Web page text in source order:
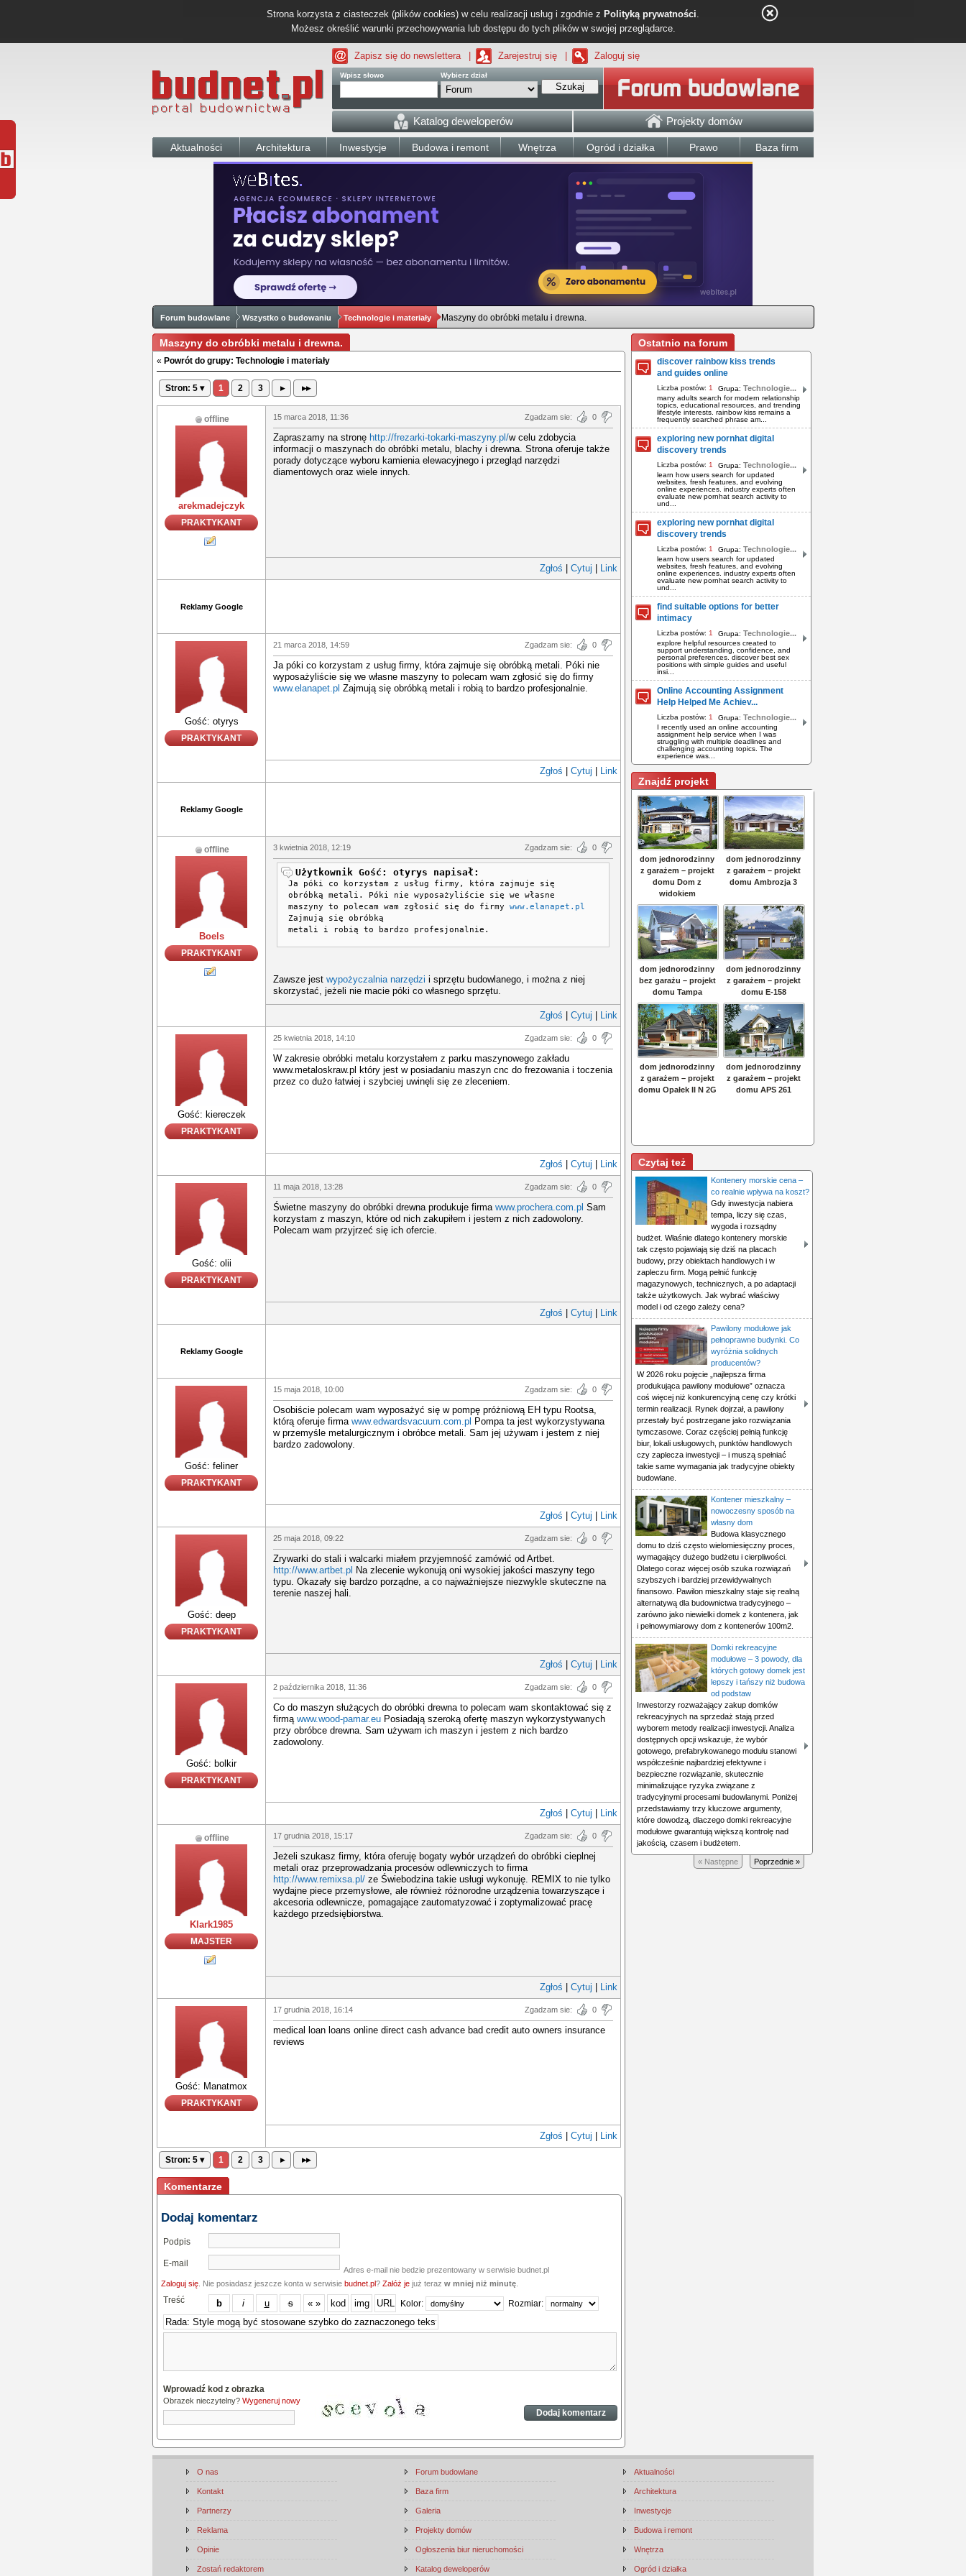
Strona korzysta z ciasteczek (plików cookies) w celu realizacji usług i zgodnie z Polityką prywatności.
Możesz określić warunki przechowywania lub dostępu do tych plików w swojej przeglądarce.
Zapisz się do newslettera Zarejestruj się Zaloguj się
Wpisz słowo Wybierz dział
Szukaj
Katalog deweloperów Projekty domów
Aktualności Architektura Inwestycje Budowa i remont Wnętrza Ogród i działka Prawo Baza firm
Forum budowlane Wszystko o budowaniu Technologie i materiały Maszyny do obróbki metalu i drewna.
Maszyny do obróbki metalu i drewna.
« Powrót do grupy: Technologie i materiały
Stron: 5 ▾ 1 2 3 ▸ ▸▸
offline
arekmadejczyk
PRAKTYKANT
15 marca 2018, 11:36 Zgadzam sie: 0
Zapraszamy na stronę http://frezarki-tokarki-maszyny.pl/w celu zdobycia
informacji o maszynach do obróbki metalu, blachy i drewna. Strona oferuje także
porady dotyczące wyboru kamienia elewacyjnego i przegląd narzędzi
diamentowych oraz wiele innych.
Zgłoś Cytuj Link
Reklamy Google
Gość: otyrys
PRAKTYKANT
21 marca 2018, 14:59 Zgadzam sie: 0
Ja póki co korzystam z usług firmy, która zajmuje się obróbką metali. Póki nie
wyposażyliście się we własne maszyny to polecam wam zgłosić się do firmy
www.elanapet.pl Zajmują się obróbką metali i robią to bardzo profesjonalnie.
Zgłoś Cytuj Link
Reklamy Google
offline
Boels
PRAKTYKANT
3 kwietnia 2018, 12:19 Zgadzam sie: 0
Użytkownik Gość: otyrys napisał:
Ja póki co korzystam z usług firmy, która zajmuje się
obróbką metali. Póki nie wyposażyliście się we własne
maszyny to polecam wam zgłosić się do firmy www.elanapet.pl
Zajmują się obróbką
metali i robią to bardzo profesjonalnie.
Zawsze jest wypożyczalnia narzędzi i sprzętu budowlanego, i można z niej
skorzystać, jeżeli nie macie póki co własnego sprzętu.
Zgłoś Cytuj Link
Gość: kiereczek
PRAKTYKANT
25 kwietnia 2018, 14:10 Zgadzam sie: 0
W zakresie obróbki metalu korzystałem z parku maszynowego zakładu
www.metaloskraw.pl który jest w posiadaniu maszyn cnc do frezowania i toczenia
przez co dużo łatwiej i szybciej uwinęli się ze zleceniem.
Zgłoś Cytuj Link
Gość: olii
PRAKTYKANT
11 maja 2018, 13:28 Zgadzam sie: 0
Świetne maszyny do obróbki drewna produkuje firma www.prochera.com.pl Sam
korzystam z maszyn, które od nich zakupiłem i jestem z nich zadowolony.
Polecam wam przyjrzeć się ich ofercie.
Zgłoś Cytuj Link
Reklamy Google
Gość: feliner
PRAKTYKANT
15 maja 2018, 10:00 Zgadzam sie: 0
Osobiście polecam wam wyposażyć się w pompę próżniową EH typu Rootsa,
którą oferuje firma www.edwardsvacuum.com.pl Pompa ta jest wykorzystywana
w przemyśle metalurgicznym i obróbce metali. Sam jej używam i jestem z niej
bardzo zadowolony.
Zgłoś Cytuj Link
Gość: deep
PRAKTYKANT
25 maja 2018, 09:22 Zgadzam sie: 0
Zrywarki do stali i walcarki miałem przyjemność zamówić od Artbet.
http://www.artbet.pl Na zlecenie wykonują oni wysokiej jakości maszyny tego
typu. Okazały się bardzo porządne, a co najważniejsze niezwykle skuteczne na
terenie naszej hali.
Zgłoś Cytuj Link
Gość: bolkir
PRAKTYKANT
2 października 2018, 11:36 Zgadzam sie: 0
Co do maszyn służących do obróbki drewna to polecam wam skontaktować się z
firmą www.wood-pamar.eu Posiadają szeroką ofertę maszyn wykorzystywanych
przy obróbce drewna. Sam używam ich maszyn i jestem z nich bardzo
zadowolony.
Zgłoś Cytuj Link
offline
Klark1985
MAJSTER
17 grudnia 2018, 15:17 Zgadzam sie: 0
Jeżeli szukasz firmy, która oferuję bogaty wybór urządzeń do obróbki cieplnej
metali oraz przeprowadzania procesów odlewniczych to firma
http://www.remixsa.pl/ ze Świebodzina takie usługi wykonuję. REMIX to nie tylko
wydajne piece przemysłowe, ale również różnorodne urządzenia towarzyszące i
akcesoria odlewnicze, pomagające zautomatyzować i zoptymalizować pracę
każdego przedsiębiorstwa.
Zgłoś Cytuj Link
Gość: Manatmox
PRAKTYKANT
17 grudnia 2018, 16:14 Zgadzam sie: 0
medical loan loans online direct cash advance bad credit auto owners insurance
reviews
Zgłoś Cytuj Link
Stron: 5 ▾ 1 2 3 ▸ ▸▸
Komentarze
Dodaj komentarz
Podpis
E-mail
Adres e-mail nie bedzie prezentowany w serwisie budnet.pl
Zaloguj się . Nie posiadasz jeszcze konta w serwisie budnet.pl? Załóż je już teraz w mniej niż minutę
Treść Kolor: Rozmiar:
Wprowadź kod z obrazka
Obrazek nieczytelny? Wygeneruj nowy
Ostatnio na forum
discover rainbow kiss trends
and guides online
Liczba postów: 1 Grupa: Technologie...
many adults search for modern relationship
topics, educational resources, and trending
lifestyle interests. rainbow kiss remains a
frequently searched phrase am...
exploring new pornhat digital
discovery trends
Liczba postów: 1 Grupa: Technologie...
learn how users search for updated
websites, fresh features, and evolving
online experiences. industry experts often
evaluate new pornhat search activity to
und...
exploring new pornhat digital
discovery trends
Liczba postów: 1 Grupa: Technologie...
learn how users search for updated
websites, fresh features, and evolving
online experiences. industry experts often
evaluate new pornhat search activity to
und...
find suitable options for better
intimacy
Liczba postów: 1 Grupa: Technologie...
explore helpful resources created to
support understanding, confidence, and
personal preferences. discover best sex
positions with simple guides and useful
insi...
Online Accounting Assignment
Help Helped Me Achiev...
Liczba postów: 1 Grupa: Technologie...
I recently used an online accounting
assignment help service when I was
struggling with multiple deadlines and
challenging accounting topics. The
experience was...
Znajdź projekt
Czytaj też
Kontenery morskie cena –
co realnie wpływa na koszt?
Gdy inwestycja nabiera
tempa, liczy się czas,
wygoda i rozsądny
budżet. Właśnie dlatego kontenery morskie
tak często pojawiają się dziś na placach
budowy, przy obiektach handlowych i w
zapleczu firm. Mogą pełnić funkcję
magazynowych, technicznych, a po adaptacji
także użytkowych. Jak wybrać właściwy
model i od czego zależy cena?
Pawilony modułowe jak
pełnoprawne budynki. Co
wyróżnia solidnych
producentów?
W 2026 roku pojęcie „najlepsza firma
produkująca pawilony modułowe” oznacza
coś więcej niż konkurencyjną cenę czy krótki
termin realizacji. Rynek dojrzał, a pawilony
przestały być postrzegane jako rozwiązania
tymczasowe. Coraz częściej pełnią funkcję
biur, lokali usługowych, punktów handlowych
czy zaplecza inwestycji – i muszą spełniać
takie same wymagania jak tradycyjne obiekty
budowlane.
Kontener mieszkalny –
nowoczesny sposób na
własny dom
Budowa klasycznego
domu to dziś często wielomiesięczny proces,
wymagający dużego budżetu i cierpliwości.
Dlatego coraz więcej osób szuka rozwiązań
szybszych i bardziej przewidywalnych
finansowo. Pawilon mieszkalny staje się realną
alternatywą dla budownictwa tradycyjnego –
zarówno jako niewielki domek z kontenera, jak
i pełnowymiarowy dom z kontenerów 100m2.
Domki rekreacyjne
modułowe – 3 powody, dla
których gotowy domek jest
lepszy i tańszy niż budowa
od podstaw
Inwestorzy rozważający zakup domków
rekreacyjnych na sprzedaż stają przed
wyborem metody realizacji inwestycji. Analiza
dostępnych opcji wskazuje, że wybór
gotowego, prefabrykowanego modułu stanowi
współcześnie najbardziej efektywne i
bezpieczne rozwiązanie, skutecznie
minimalizujące ryzyka związane z
tradycyjnymi procesami budowlanymi. Poniżej
przedstawiamy trzy kluczowe argumenty,
które dowodzą, dlaczego domki rekreacyjne
modułowe gwarantują większą kontrolę nad
jakością, czasem i budżetem.
Poprzednie »
« Następne
O nas
Kontakt
Partnerzy
Reklama
Opinie
Zostań redaktorem
Forum budowlane
Baza firm
Galeria
Projekty domów
Ogłoszenia biur nieruchomości
Katalog deweloperów
Aktualności
Architektura
Inwestycje
Budowa i remont
Wnętrza
Ogród i działka